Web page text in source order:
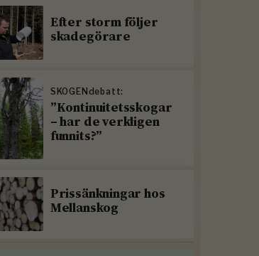
Efter storm följer
skadegörare
SKOGENdebatt:
”Kontinuitetsskogar
– har de verkligen
funnits?”
Prissänkningar hos
Mellanskog